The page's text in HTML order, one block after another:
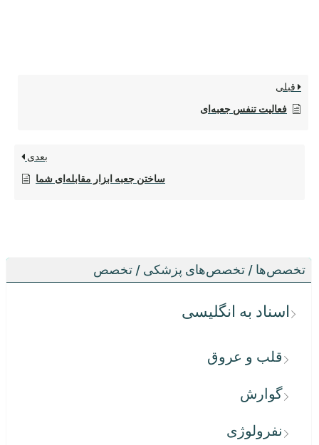
تخصص‌ها / تخصص‌های پزشکی / تخصص
اسناد به انگلیسی
قلب و عروق
گوارش
نفرولوژی
قبلی
فعالیت تنفس جعبه‌ای
بعدی
ساختن جعبه ابزار مقابله‌ای شما